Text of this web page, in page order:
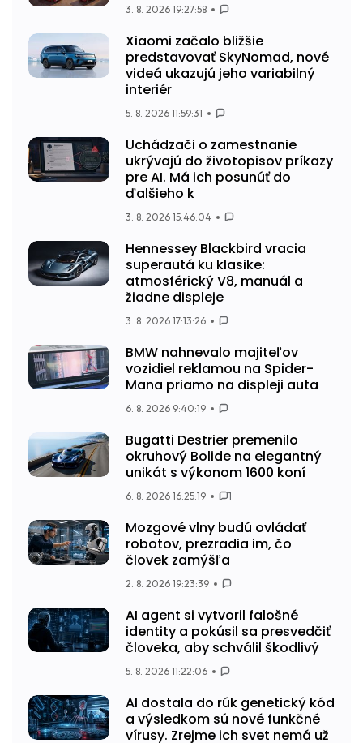
3. 8. 2026 19:27:58
Xiaomi začalo bližšie
predstavovať SkyNomad, nové
videá ukazujú jeho variabilný
interiér
5. 8. 2026 11:59:31
Uchádzači o zamestnanie
ukrývajú do životopisov príkazy
pre AI. Má ich posunúť do
ďalšieho k
3. 8. 2026 15:46:04
Hennessey Blackbird vracia
superautá ku klasike:
atmosférický V8, manuál a
žiadne displeje
3. 8. 2026 17:13:26
BMW nahnevalo majiteľov
vozidiel reklamou na Spider-
Mana priamo na displeji auta
6. 8. 2026 9:40:19
Bugatti Destrier premenilo
okruhový Bolide na elegantný
unikát s výkonom 1600 koní
6. 8. 2026 16:25:19 1
Mozgové vlny budú ovládať
robotov, prezradia im, čo
človek zamýšľa
2. 8. 2026 19:23:39
AI agent si vytvoril falošné
identity a pokúsil sa presvedčiť
človeka, aby schválil škodlivý
5. 8. 2026 11:22:06
AI dostala do rúk genetický kód
a výsledkom sú nové funkčné
vírusy. Zrejme ich svet nemá už